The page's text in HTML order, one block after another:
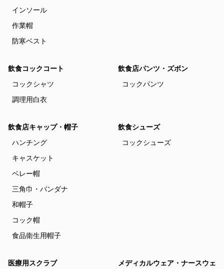
インソール
作業帽
防寒ベスト
飲食コックコート
コックシャツ
調理用白衣
飲食店パンツ・ズボン
コックパンツ
飲食店キャップ・帽子
ハンチング
キャスケット
ベレー帽
三角巾・バンダナ
和帽子
コック帽
食品衛生用帽子
飲食シューズ
コックシューズ
医療用スクラブ
メディカルウェア・ナースウェ